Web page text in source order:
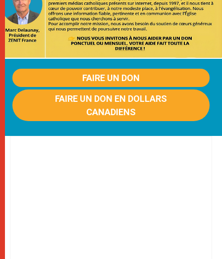
FAIRE UN DON
FAIRE UN DON EN DOLLARS
CANADIENS